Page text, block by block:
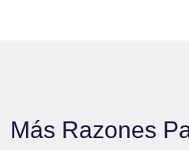
Más Razones